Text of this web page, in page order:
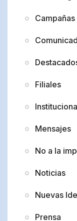
Campañas
Filiales
Mensajes
No a la
Noticias
Nuevas
Prensa